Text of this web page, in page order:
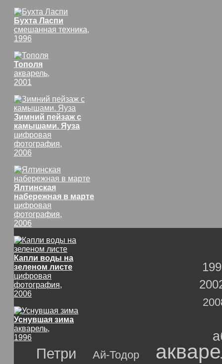
Бухта Ласпи
смешанная техника,
1996
Тополя
акварель,
2001
Зимний пейзаж с
камышами. Яуза
цифровая
фотография,
2006
Ялтинская
набережная в марте
цифровая
фотография,
2006
Капли воды на
зеленом листе
цифровая
фотография,
2006
Уснувшая зима
акварель,
1996
Петри Ай-Тодор